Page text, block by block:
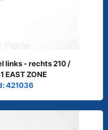
links - rechts 210 /
EAST ZONE
421036